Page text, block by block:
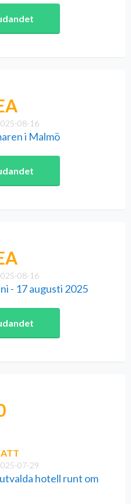
08-16
i Malmö
08-16
- 17 augusti 2025
07-29
hotell runt om